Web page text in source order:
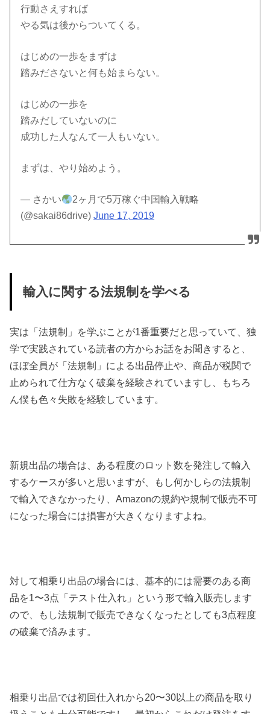
行動さえすれば
やる気は後からついてくる。
はじめの一歩をまずは
踏みださないと何も始まらない。
はじめの一歩を
踏みだしていないのに
成功した人なんて一人もいない。
まずは、やり始めよう。
— さかい
2ヶ月で5万稼ぐ中国輸入戦略
(@sakai86drive)June 17, 2019
輸入に関する法規制を学べる
実は「法規制」を学ぶことが1番重要だと思っていて、独
学で実践されている読者の方からお話をお聞きすると、
ほぼ全員が「法規制」による出品停止や、商品が税関で
止められて仕方なく破棄を経験されていますし、もちろ
ん僕も色々失敗を経験しています。
新規出品の場合は、ある程度のロット数を発注して輸入
するケースが多いと思いますが、もし何かしらの法規制
で輸入できなかったり、Amazonの規約や規制で販売不可
になった場合には損害が大きくなりますよね。
対して相乗り出品の場合には、基本的には需要のある商
品を1〜3点「テスト仕入れ」という形で輸入販売します
ので、もし法規制で販売できなくなったとしても3点程度
の破棄で済みます。
相乗り出品では初回仕入れから20〜30以上の商品を取り